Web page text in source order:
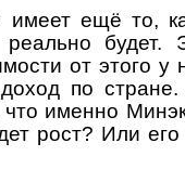
имеет ещё то,
будет.
от этого у
по
что именно
рост? Или